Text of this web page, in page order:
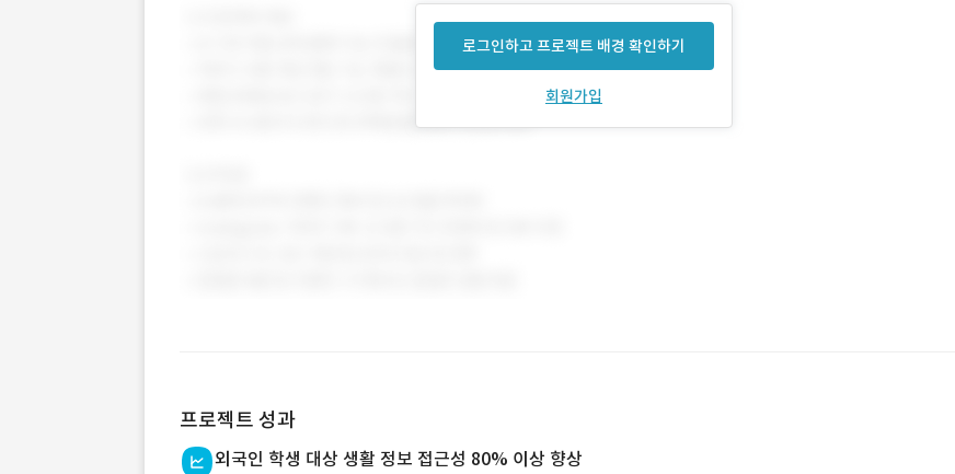
로그인하고 프로젝트 배경 확인하기
회원가입
프로젝트 성과
외국인 학생 대상 생활 정보 접근성 80% 이상 향상